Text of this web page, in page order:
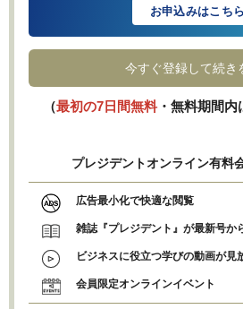
お申込みはこちら
今すぐ登録して続き
（最初の7日間無料・無料期間内
プレジデントオンライン有料
広告最小化で快適な閲覧
雑誌『プレジデント』が最新号か
ビジネスに役立つ学びの動画が見
会員限定オンラインイベント